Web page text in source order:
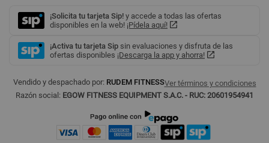
¡Solicita tu tarjeta Sip! y accede a todas las ofertas
disponibles en la web! ¡Pídela aquí!
¡Activa tu tarjeta Sip sin evaluaciones y disfruta de las
ofertas disponibles ¡Descarga la app y ahorra!
Vendido y despachado por: RUDEM FITNESSVer términos y condiciones
Razón social: EGOW FITNESS EQUIPMENT S.A.C. - RUC: 20601954941